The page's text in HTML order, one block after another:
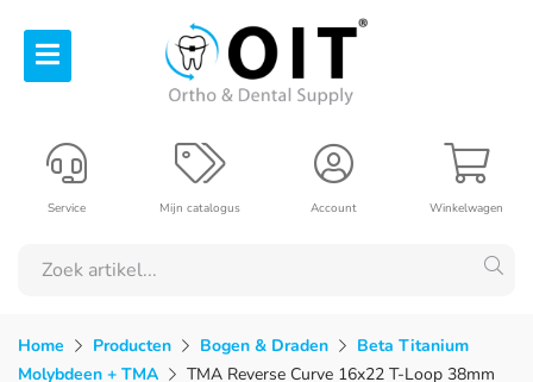
Winkelwagen
Account
Mijn catalogus
Service
Home Producten Bogen & Draden
Beta Titanium
Molybdeen + TMA
TMA Reverse Curve 16x22 T-Loop 38mm